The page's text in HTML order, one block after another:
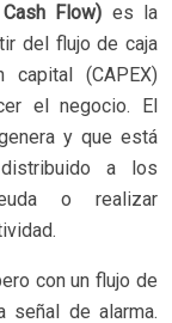
Flow) es la
del flujo de caja
(CAPEX)
el negocio. El
y que está
a los
o realizar
con un flujo de
señal de alarma.